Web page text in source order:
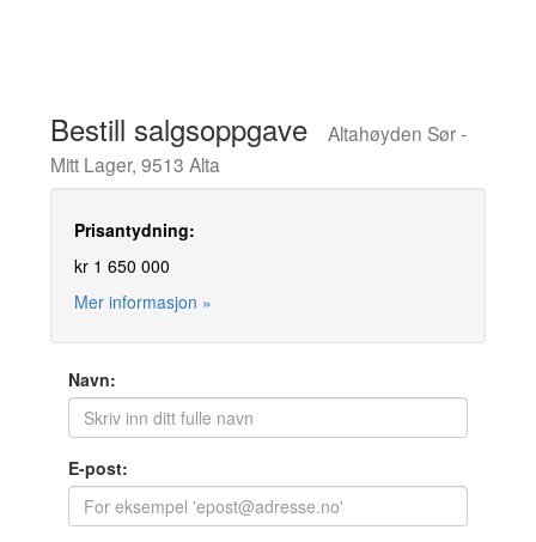
Bestill salgsoppgave
Altahøyden Sør -
Mitt Lager, 9513 Alta
Prisantydning:
kr 1 650 000
Mer informasjon »
Navn:
E-post: